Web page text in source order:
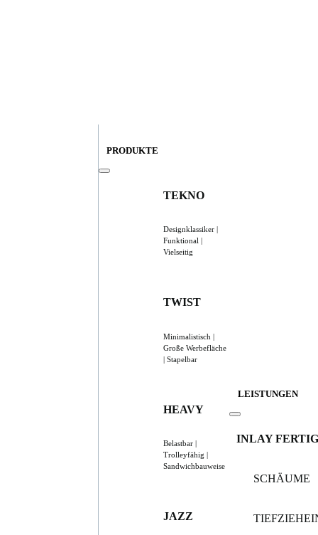
PRODUKTE
TEKNO
Designklassiker |
Funktional |
Vielseitig
TWIST
Minimalistisch |
Große Werbefläche
| Stapelbar
HEAVY
Belastbar |
Trolleyfähig |
Sandwichbauweise
JAZZ
LEISTUNGEN
INLAY
SCHÄUME